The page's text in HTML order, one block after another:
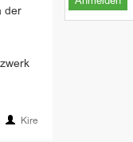
der
Kire